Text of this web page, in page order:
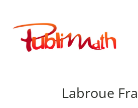
contenu
Publimath
Labroue